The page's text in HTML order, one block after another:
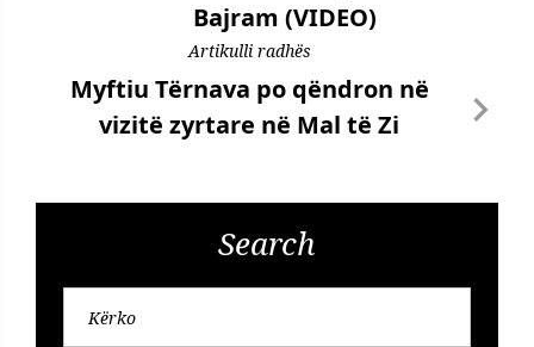
Bajram (VIDEO)
Artikulli radhës
Myftiu Tërnava po qëndron në
vizitë zyrtare në Mal të Zi
Search